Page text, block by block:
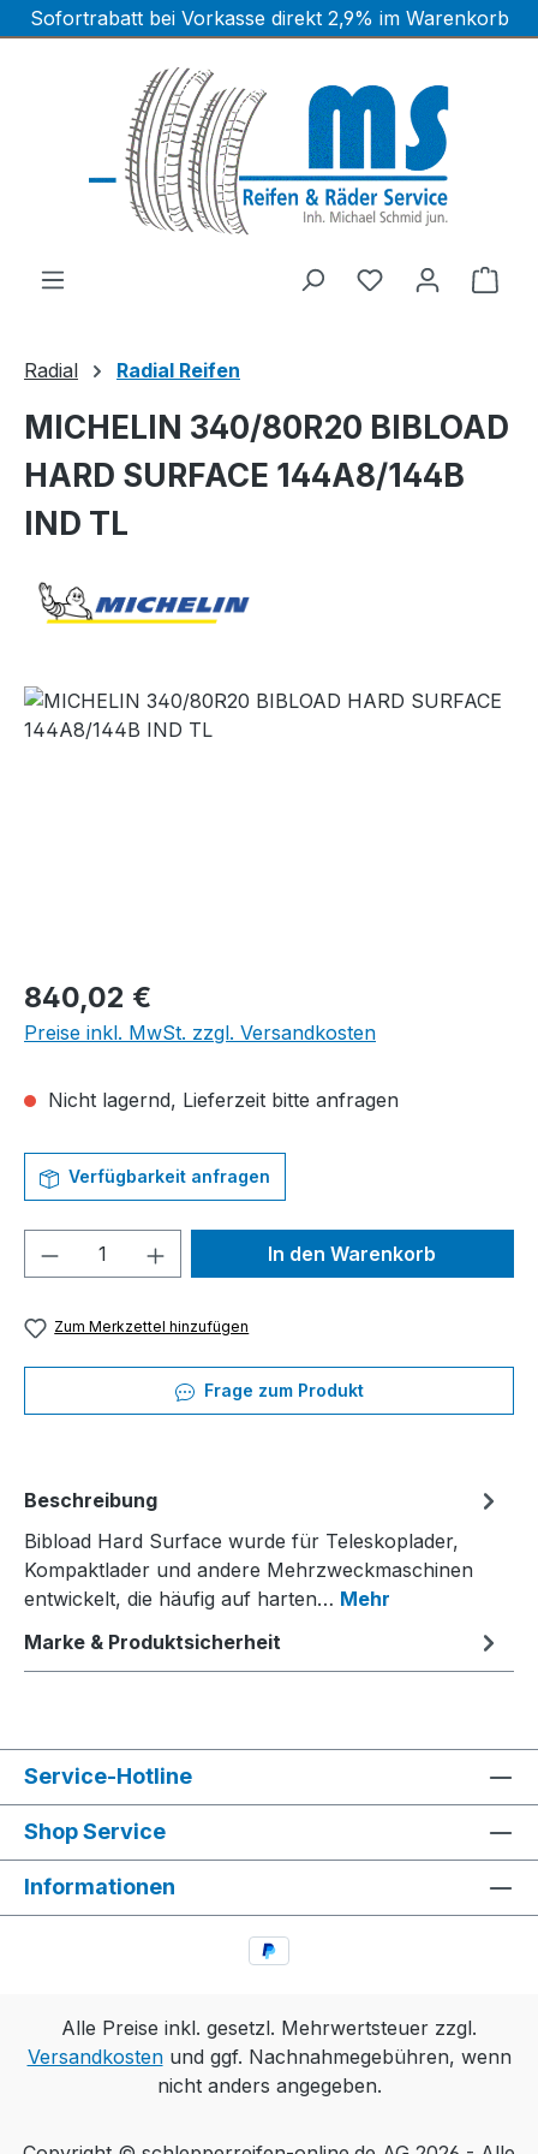
Zum Hauptinhalt springen
Sofortrabatt bei Vorkasse direkt 2,9% im Warenkorb
Radial Radial Reifen
MICHELIN 340/80R20 BIBLOAD
HARD SURFACE 144A8/144B
IND TL
Bildergalerie überspringen
Regulärer Preis:
840,02 €
Preise inkl. MwSt. zzgl. Versandkosten
Nicht lagernd, Lieferzeit bitte anfragen
Verfügbarkeit anfragen
Produkt Anzahl: Gib denIn den Warenkorb
Zum Merkzettel hinzufügen
Frage zum Produkt
Beschreibung
Bibload Hard Surface wurde für Teleskoplader,
Kompaktlader und andere Mehrzweckmaschinen
entwickelt, die häufig auf harten… Mehr
Marke & Produktsicherheit
Service-Hotline
Shop Service
Informationen
Alle Preise inkl. gesetzl. Mehrwertsteuer zzgl.
Versandkostenund ggf. Nachnahmegebühren, wenn
nicht anders angegeben.